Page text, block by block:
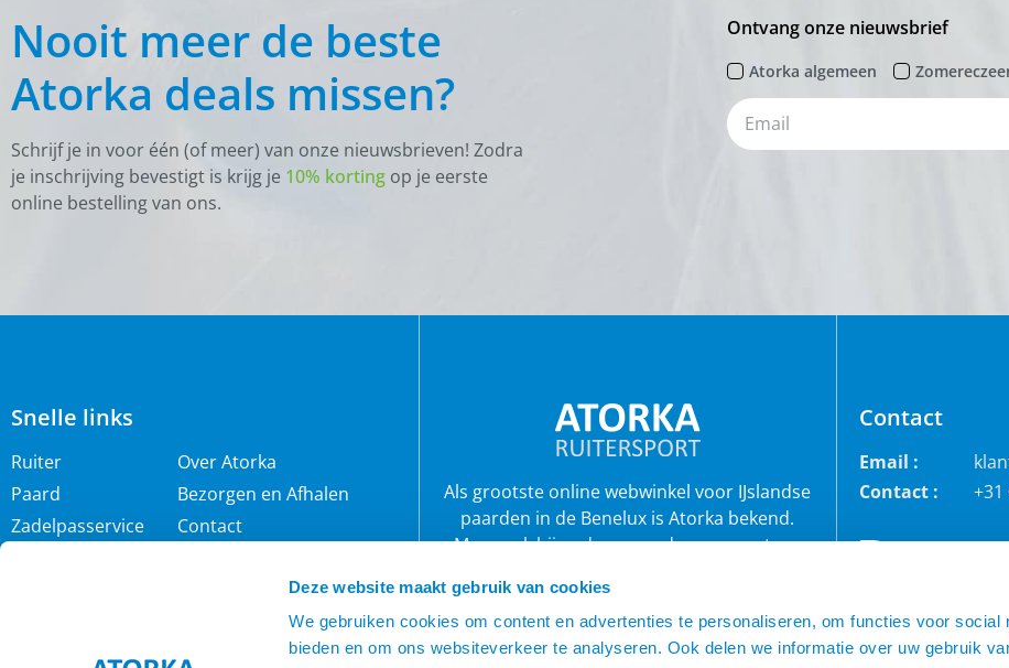
Deze website maakt gebruik van cookies
We gebruiken cookies om content en advertenties te personaliseren, om functies voor social
bieden en om ons websiteverkeer te analyseren. Ook delen we informatie over uw gebruik
Nooit meer de beste
Atorka deals missen?
Schrijf je in voor één (of meer) van onze nieuwsbrieven! Zodra
je inschrijving bevestigt is krijg je 10% korting op je eerste
online bestelling van ons.
Ontvang onze nieuwsbrief
Atorka algemeen
Snelle links
Ruiter
Paard
Zadelpasservice
Over Atorka
Bezorgen en Afhalen
Contact
Voorwaarden
Als grootste online webwinkel voor IJslandse
paarden in de Benelux is Atorka bekend.
Maar ook bij andere paardenrassen staan
rijbroeken, waterdichte ruiterjassen en zo
veel meer!
Contact
Email :
Contact :
+31